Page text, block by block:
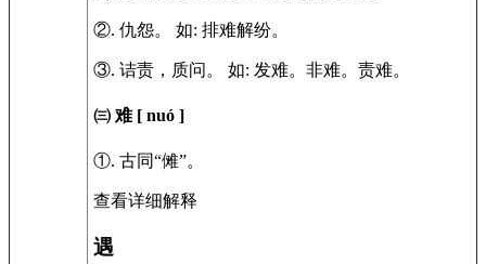
②. 仇怨。 如: 排难解纷。
③. 诘责，质问。 如: 发难。非难。责难。
㈢ 难 [ nuó ]
①. 古同“傩”。
查看详细解释
遇